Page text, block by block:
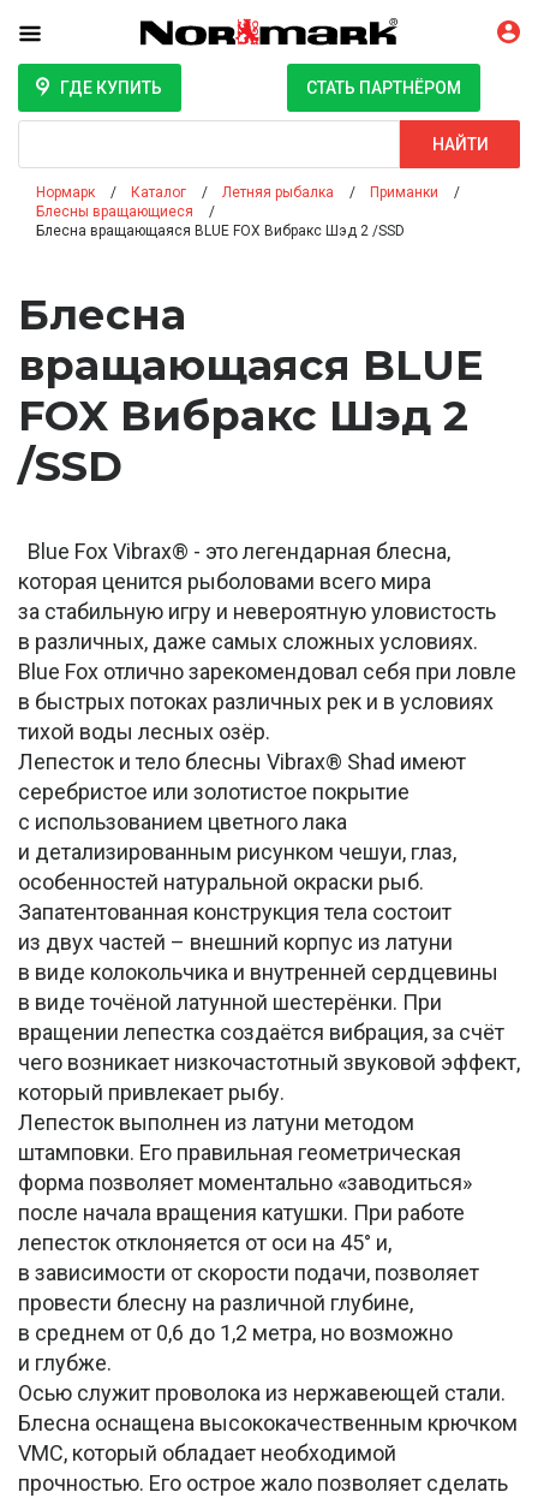
ГДЕ КУПИТЬ СТАТЬ ПАРТНЁРОМ
НАЙТИ
Нормарк Каталог Летняя рыбалка
Приманки
Блесны вращающиеся
Блесна вращающаяся BLUE FOX Вибракс Шэд 2 /SSD
Блесна
вращающаяся BLUE
FOX Вибракс Шэд 2
/SSD
Blue Fox Vibrax® - это легендарная блесна,
которая ценится рыболовами всего мира
за стабильную игру и невероятную уловистость
в различных, даже самых сложных условиях.
Blue Fox отлично зарекомендовал себя при ловле
в быстрых потоках различных рек и в условиях
тихой воды лесных озёр.
Лепесток и тело блесны Vibrax® Shad имеют
серебристое или золотистое покрытие
с использованием цветного лака
и детализированным рисунком чешуи, глаз,
особенностей натуральной окраски рыб.
Запатентованная конструкция тела состоит
из двух частей – внешний корпус из латуни
в виде колокольчика и внутренней сердцевины
в виде точёной латунной шестерёнки. При
вращении лепестка создаётся вибрация, за счёт
чего возникает низкочастотный звуковой эффект,
который привлекает рыбу.
Лепесток выполнен из латуни методом
штамповки. Его правильная геометрическая
форма позволяет моментально «заводиться»
после начала вращения катушки. При работе
лепесток отклоняется от оси на 45° и,
в зависимости от скорости подачи, позволяет
провести блесну на различной глубине,
в среднем от 0,6 до 1,2 метра, но возможно
и глубже.
Осью служит проволока из нержавеющей стали.
Блесна оснащена высококачественным крючком
VMC, который обладает необходимой
прочностью. Его острое жало позволяет сделать